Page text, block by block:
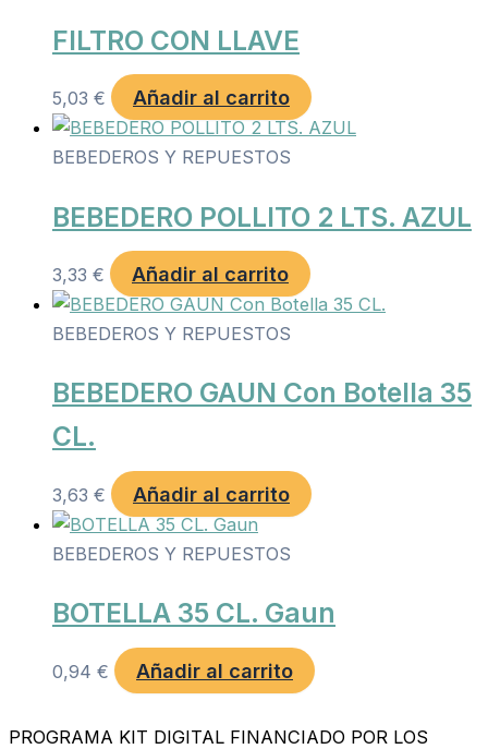
FILTRO CON LLAVE
5,03 € Añadir al carrito
BEBEDEROS Y REPUESTOS
BEBEDERO POLLITO 2 LTS. AZUL
3,33 € Añadir al carrito
BEBEDEROS Y REPUESTOS
BEBEDERO GAUN Con Botella 35
CL.
3,63 € Añadir al carrito
BEBEDEROS Y REPUESTOS
BOTELLA 35 CL. Gaun
0,94 € Añadir al carrito
PROGRAMA KIT DIGITAL FINANCIADO POR LOS